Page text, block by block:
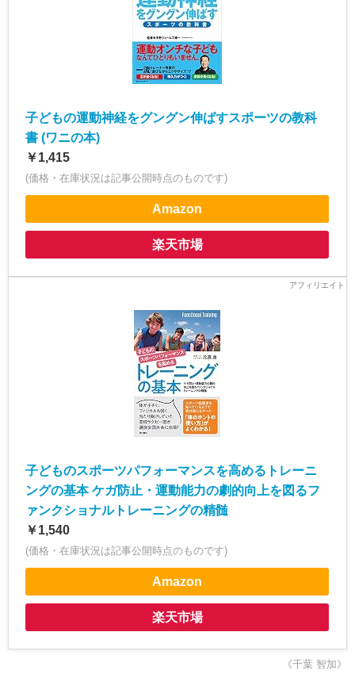
子どもの運動神経をグングン伸ばすスポーツの教科
書 (ワニの本)
￥1,415
(価格・在庫状況は記事公開時点のものです)
Amazon
楽天市場
子どものスポーツパフォーマンスを高めるトレーニ
ングの基本 ケガ防止・運動能力の劇的向上を図るフ
ァンクショナルトレーニングの精髄
￥1,540
(価格・在庫状況は記事公開時点のものです)
Amazon
楽天市場
《千葉 智加》